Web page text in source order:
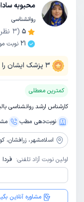
محبوبه
روانشناسی
5
(
3
21 نوبت
3 پزشک ایشان را
کمترین معطلی
کارشناس ارشد روانشناسی
نوبت‌دهی مطب
اسلامشهر، زرافشان، کوچه 46،
اولین نوبت آزاد تلفنی: فردا
مشاوره آنلاین